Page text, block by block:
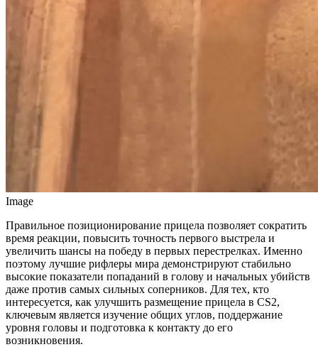
Image
Правильное позиционирование прицела позволяет сократить
время реакции, повысить точность первого выстрела и
увеличить шансы на победу в первых перестрелках. Именно
поэтому лучшие рифлеры мира демонстрируют стабильно
высокие показатели попаданий в голову и начальных убийств
даже против самых сильных соперников. Для тех, кто
интересуется, как улучшить размещение прицела в CS2,
ключевым является изучение общих углов, поддержание
уровня головы и подготовка к контакту до его
возникновения.